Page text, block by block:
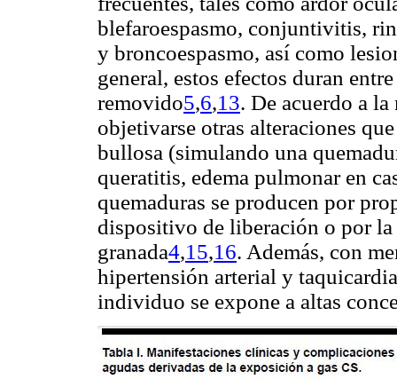
blefaroespasmo, conjuntivitis,
y broncoespasmo, así como
general, estos efectos duran
removido5,6,13. De acuerdo a
objetivarse otras alteraciones
bullosa (simulando una
queratitis, edema pulmonar en
quemaduras se producen por
dispositivo de liberación o por
granada4,15,16. Además, con
hipertensión arterial y
individuo se expone a altas